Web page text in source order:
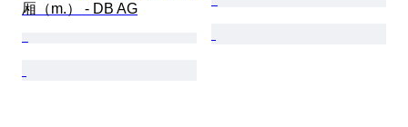
厢（m.） - DB AG